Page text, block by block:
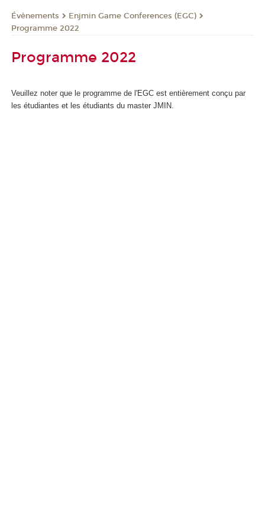
Évènements
Enjmin Game Conferences (EGC)
Programme 2022
Programme 2022
Veuillez noter que le programme de l'EGC est entièrement conçu par
les étudiantes et les étudiants du master JMIN.